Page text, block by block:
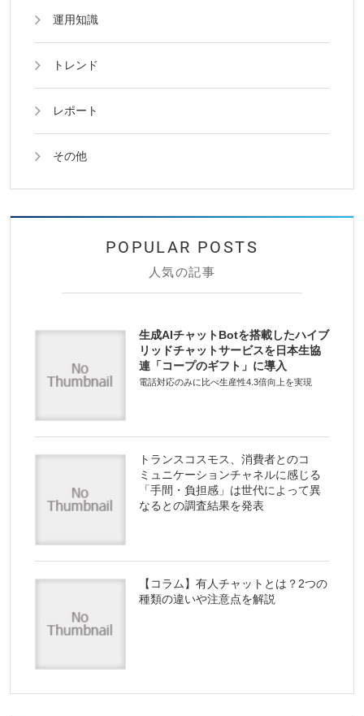
運用知識
トレンド
レポート
その他
人気の記事
生成AIチャットBotを搭載したハイブ
リッドチャットサービスを日本生協
連「コープのギフト」に導入
電話対応のみに比べ生産性4.3倍向上を実現
トランスコスモス、消費者とのコ
ミュニケーションチャネルに感じる
「手間・負担感」は世代によって異
なるとの調査結果を発表
【コラム】有人チャットとは？2つの
種類の違いや注意点を解説